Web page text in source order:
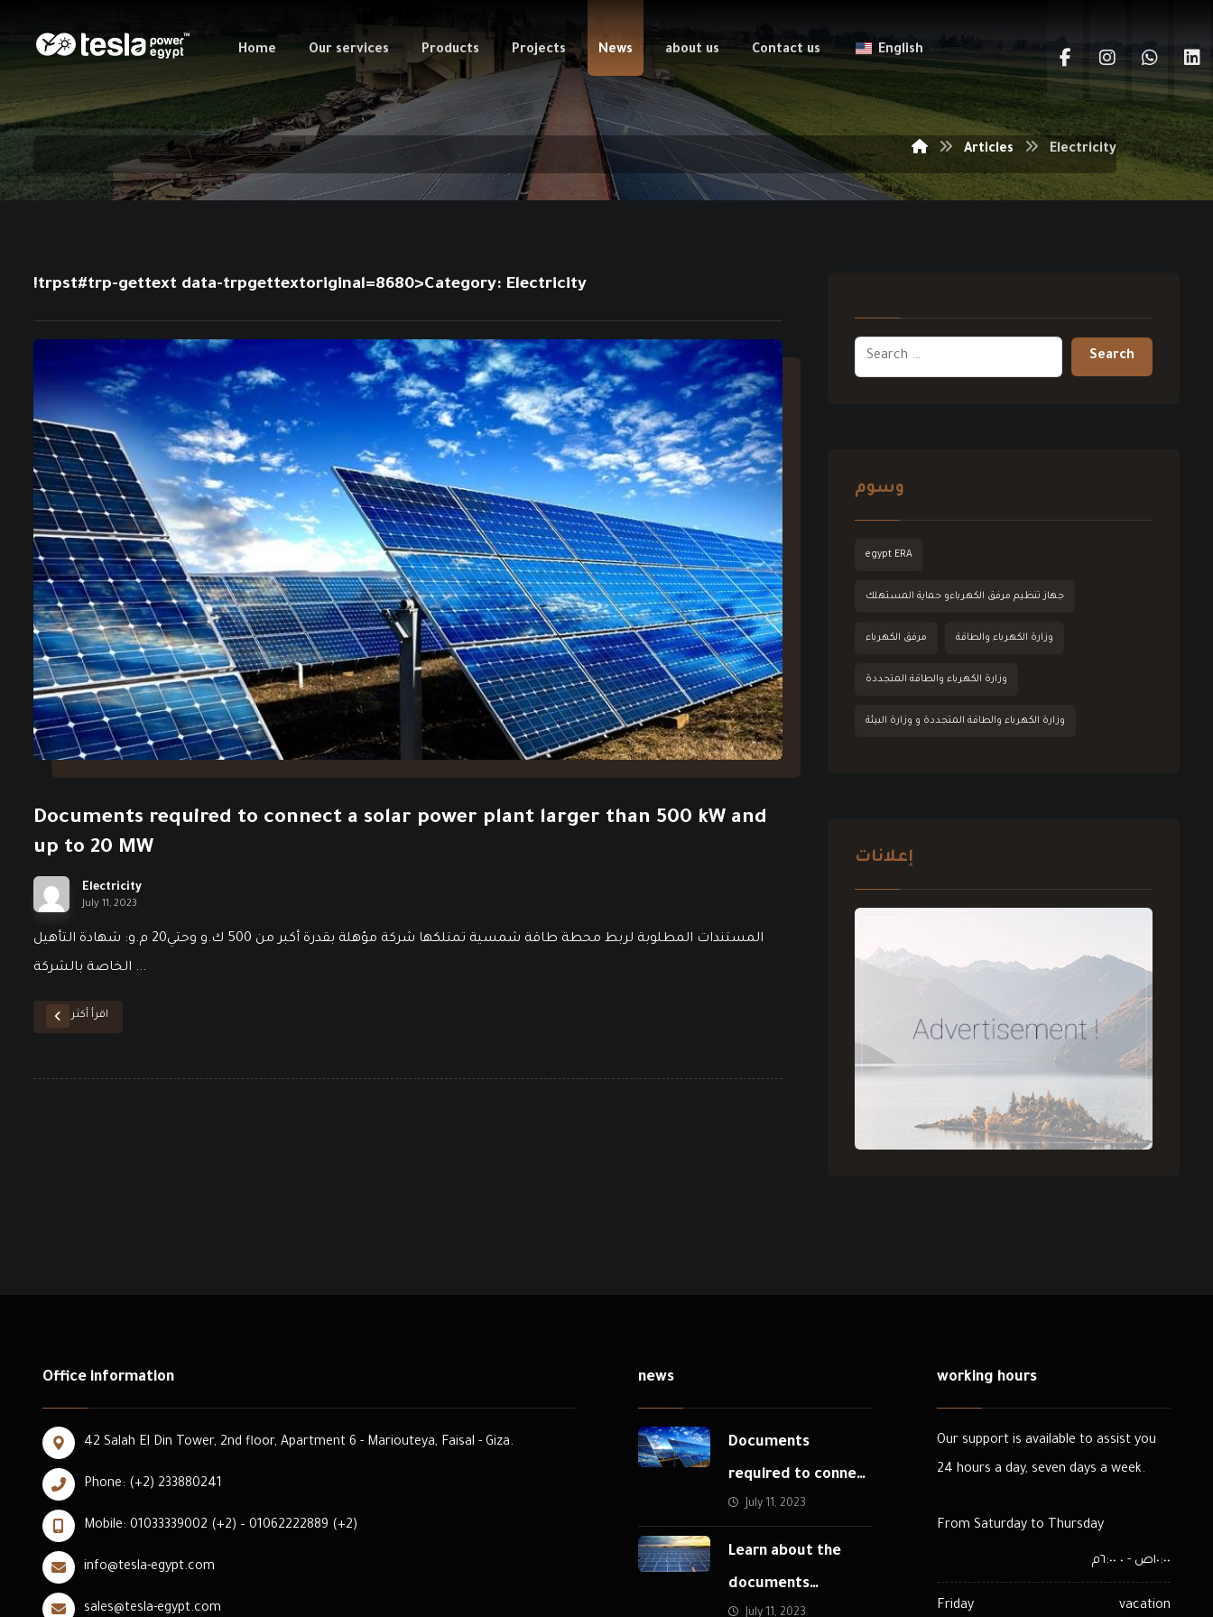
Home Our services Products Projects News about us Contact us English
Articles Electricity
!trpst#trp-gettext data-trpgettextoriginal=8680>Category: Electricity
Documents required to connect a solar power plant larger than 500 kW and
up to 20 MW
Electricity
July 11, 2023
المستندات المطلوبة لربط محطة طاقة شمسية تمتلكها شركة مؤهلة بقدرة أكبر من 500 ك.و وحتي20 م.و: شهادة التأهيل
الخاصة بالشركة ...
اقرأ أكثر
وسوم
egypt ERA
جهاز تنظيم مرفق الكهرباءو حماية المستهلك
مرفق الكهرباء وزارة الكهرباء والطاقة
وزارة الكهرباء والطاقة المتجددة
وزارة الكهرباء والطاقة المتجددة و وزارة البيئة
إعلانات
Office information
42 Salah El Din Tower, 2nd floor, Apartment 6 - Mariouteya, Faisal - Giza.
Phone: (+2) 233880241
Mobile: 01033339002 (+2) – 01062222889 (+2)
info@tesla-egypt.com
sales@tesla-egypt.com
news
Documents
required to connect
a solar power plant
larger than 500 kW
and up to 20 MW
July 11, 2023
Learn about the
documents
July 11, 2023
working hours
Our support is available to assist you
24 hours a day, seven days a week.
From Saturday to Thursday
١٠:٠٠ص - ٠ ٦:٠٠م
Friday vacation